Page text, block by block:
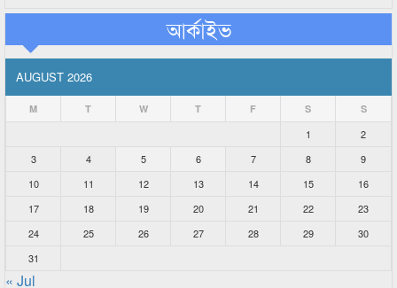
আর্কাইভ
AUGUST 2026
M T W T F S S
1
2
3
4 5 6 7 8
9
10
11 12 13 14 15
16
17
18 19 20 21 22
23
24
25 26 27 28 29
30
31
« Jul